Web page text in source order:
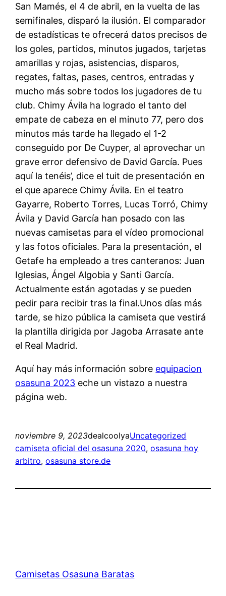
San Mamés, el 4 de abril, en la vuelta de las
semifinales, disparó la ilusión. El comparador
de estadísticas te ofrecerá datos precisos de
los goles, partidos, minutos jugados, tarjetas
amarillas y rojas, asistencias, disparos,
regates, faltas, pases, centros, entradas y
mucho más sobre todos los jugadores de tu
club. Chimy Ávila ha logrado el tanto del
empate de cabeza en el minuto 77, pero dos
minutos más tarde ha llegado el 1-2
conseguido por De Cuyper, al aprovechar un
grave error defensivo de David García. Pues
aquí la tenéis’, dice el tuit de presentación en
el que aparece Chimy Ávila. En el teatro
Gayarre, Roberto Torres, Lucas Torró, Chimy
Ávila y David García han posado con las
nuevas camisetas para el vídeo promocional
y las fotos oficiales. Para la presentación, el
Getafe ha empleado a tres canteranos: Juan
Iglesias, Ángel Algobia y Santi García.
Actualmente están agotadas y se pueden
pedir para recibir tras la final.Unos días más
tarde, se hizo pública la camiseta que vestirá
la plantilla dirigida por Jagoba Arrasate ante
el Real Madrid.
Aquí hay más información sobre equipacion
osasuna 2023 eche un vistazo a nuestra
página web.
noviembre 9, 2023dealcoolyaUncategorized
camiseta oficial del osasuna 2020, osasuna hoy
arbitro, osasuna store.de
Camisetas Osasuna Baratas